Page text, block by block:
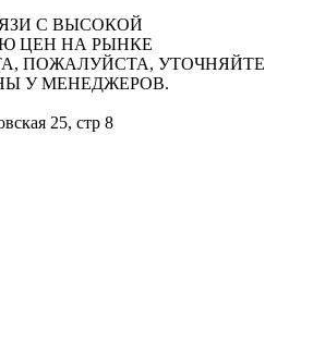
С ВЫСОКОЙ
ЦЕН НА РЫНКЕ
ПОЖАЛУЙСТА, УТОЧНЯЙТЕ
У МЕНЕДЖЕРОВ.
25, стр 8